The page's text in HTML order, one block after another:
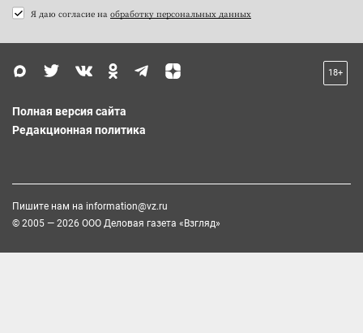
Я даю согласие на обработку персональных данных
18+
Полная версия сайта
Редакционная политика
Пишите нам на information@vz.ru
© 2005 — 2026 ООО Деловая газета «Взгляд»